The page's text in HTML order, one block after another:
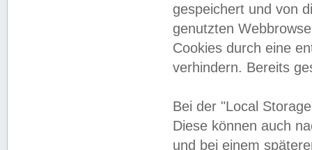
gespeichert und von
genutzten
Cookies durch eine
verhindern. Bereits
Bei der "Local
Diese können auch
und bei einem